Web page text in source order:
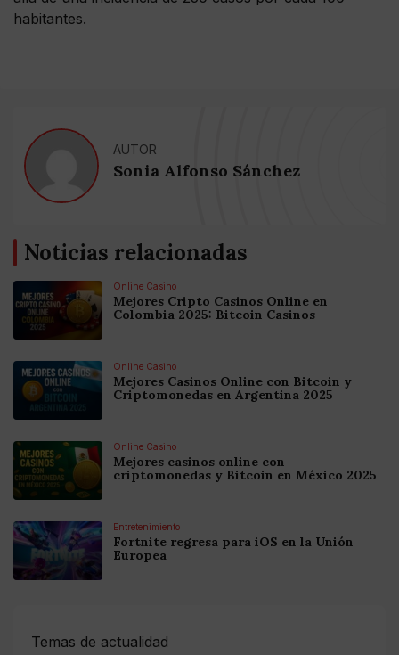
habitantes.
AUTOR
Sonia Alfonso Sánchez
Noticias relacionadas
Online Casino
Mejores Cripto Casinos Online en
Colombia 2025: Bitcoin Casinos
Online Casino
Mejores Casinos Online con Bitcoin y
Criptomonedas en Argentina 2025
Online Casino
Mejores casinos online con
criptomonedas y Bitcoin en México 2025
Entretenimiento
Fortnite regresa para iOS en la Unión
Europea
Temas de actualidad